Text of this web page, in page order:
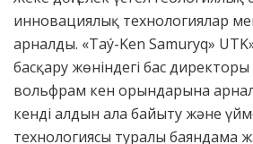
инновациялық технологиялар
арналды. «Taý-Ken Samuryq»
басқару жөніндегі бас директоры
вольфрам кен орындарына
кенді алдын ала байыту және
технологиясы туралы баяндама